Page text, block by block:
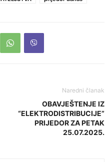
Naredni članak
OBAVJEŠTENJE IZ
“ELEKTRODISTRIBUCIJE”
PRIJEDOR ZA PETAK
25.07.2025.